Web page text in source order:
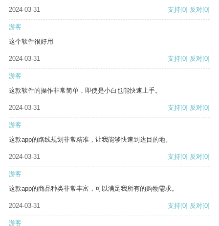
2024-03-31
支持[0] 反对[0]
游客
这个软件很好用
2024-03-31 支持[0] 反对[0]
游客
这款软件的操作非常简单，即使是小白也能快速上手。
2024-03-31 支持[0] 反对[0]
游客
这款app的路线规划非常精准，让我能够快速到达目的地。
2024-03-31 支持[0] 反对[0]
游客
这款app的商品种类非常丰富，可以满足我所有的购物需求。
2024-03-31 支持[0] 反对[0]
游客